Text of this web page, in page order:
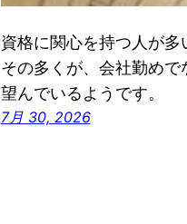
資格に関心を持つ人が多
その多くが、会社勤めで
望んでいるようです。
7月 30, 2026